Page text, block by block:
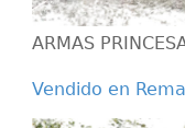
ARMAS
Vendido en